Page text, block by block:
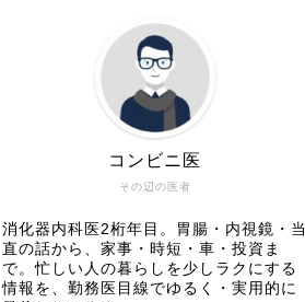
その辺の医者
コンビニ医
消化器内科医2桁年目。胃腸・内視鏡・当
直の話から、家事・時短・車・投資ま
で。忙しい人の暮らしを少しラクにする
情報を、勤務医目線でゆるく・実用的に